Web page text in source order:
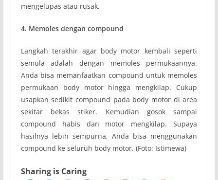
mengelupas atau rusak.
4. Memoles dengan compound
Langkah terakhir agar body motor kembali seperti
semula adalah dengan memoles permukaannya.
Anda bisa memanfaatkan compound untuk memoles
permukaan body motor hingga mengkilap. Cukup
usapkan sedikit compound pada body motor di area
sekitar bekas stiker. Kemudian gosok sampai
compound habis dan motor mengkilap. Supaya
hasilnya lebih sempurna, Anda bisa menggunakan
compound ke seluruh body motor. (Foto: Istimewa)
Sharing is Caring